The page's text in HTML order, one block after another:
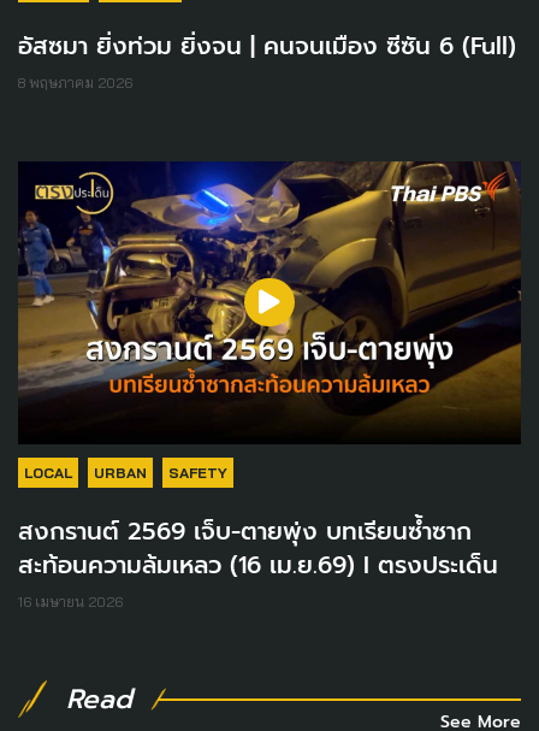
อัสซมา ยิ่งท่วม ยิ่งจน | คนจนเมือง ซีซัน 6 (Full)
8 พฤษภาคม 2026
LOCAL URBAN SAFETY
สงกรานต์ 2569 เจ็บ-ตายพุ่ง บทเรียนซ้ำซาก
สะท้อนความล้มเหลว (16 เม.ย.69) I ตรงประเด็น
16 เมษายน 2026
Read
See More